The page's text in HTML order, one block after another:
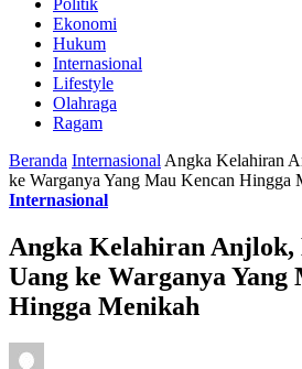
Ekonomi
Hukum
Internasional
Lifestyle
Olahraga
Ragam
Beranda Internasional Angka Kelahiran
ke Warganya Yang Mau Kencan Hingga
Internasional
Angka Kelahiran Anjlok,
Uang ke Warganya Yang
Hingga Menikah